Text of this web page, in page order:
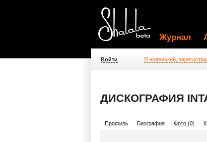
Журнал
Войти Я новенький,
ДИСКОГРАФИЯ
Профиль Биография Фото (0)